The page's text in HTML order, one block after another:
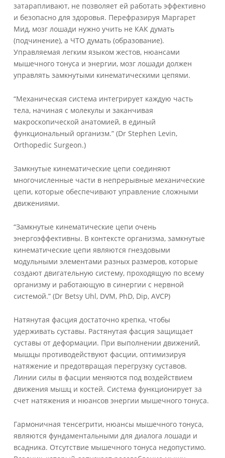
затарапливают, не позволяет ей работать эффективно
и безопасно для здоровья. Перефразируя Маргарет
Мид, мозг лошади нужно учить не КАК думать
(подчинение), а ЧТО думать (образование).
Управляемая легким языком жестов, нюансами
мышечного тонуса и энергии, мозг лошади должен
управлять замкнутыми кинематическими цепями.
“Механическая система интегрирует каждую часть
тела, начиная с молекулы и заканчивая
макроскопической анатомией, в единый
функциональный организм.” (Dr Stephen Levin,
Orthopedic Surgeon.)
Замкнутые кинематические цепи соединяют
многочисленные части в непрерывные механические
цепи, которые обеспечивают управление сложными
движениями.
“Замкнутые кинематические цепи очень
энергоэффективны. В контексте организма, замкнутые
кинематические цепи являются гнездовыми
модульными элементами разных размеров, которые
создают двигательную систему, проходящую по всему
организму и работающую в синергии с нервной
системой.” (Dr Betsy Uhl, DVM, PhD, Dip, AVCP)
Натянутая фасция достаточно крепка, чтобы
удерживать суставы. Растянутая фасция защищает
суставы от деформации. При выполнении движений,
мышцы противодействуют фасции, оптимизируя
натяжение и предотвращая перегрузку суставов.
Линии силы в фасции меняются под воздействием
движения мышц и костей. Система функционирует за
счет натяжения и нюансов энергии мышечного тонуса.
Гармоничная тенсегрити, нюансы мышечного тонуса,
являются фундаментальными для диалога лошади и
всадника. Отсутствие мышечного тонуса недопустимо.